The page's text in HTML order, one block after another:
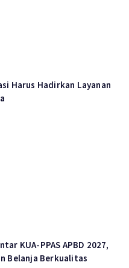
Harus Hadirkan Layanan
KUA-PPAS APBD 2027,
Belanja Berkualitas